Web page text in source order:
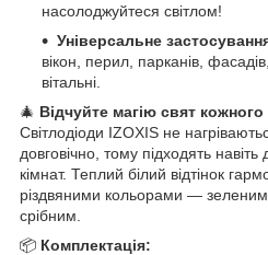
насолоджуйтеся світлом!
Універсальне
вікон, перил, парканів,
вітальні.
🎄 Відчуйте магію свят кожного
Світлодіоди IZOXIS не
довговічно, тому підходять
кімнат. Теплий білий відтінок
різдвяними кольорами —
срібним.
📦 Комплектація: